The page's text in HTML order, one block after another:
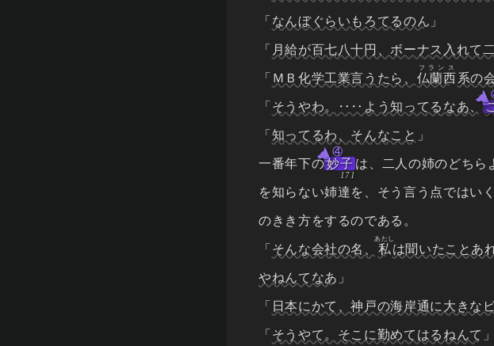
「 なんぼぐらいもろてるのん 」
「 月給が百七八十円、ボーナス入れて
「 ＭＢ化学工業言うたら、 仏蘭西
フランス
系の
「 そうやわ。‥‥よう知ってるなあ、
「 知ってるわ、そんなこと 」
一番年下の妙子
④
は、二人の姉のどちら
を知らない姉達を、そう言う点ではい
のきき方をするのである。
「 そんな会社の名、 私
あたし
は聞いたことあ
やねんてなあ 」
「 日本にかて、神戸の海岸通に大きな
「 そうやて。そこに勤めてはるねんて 」